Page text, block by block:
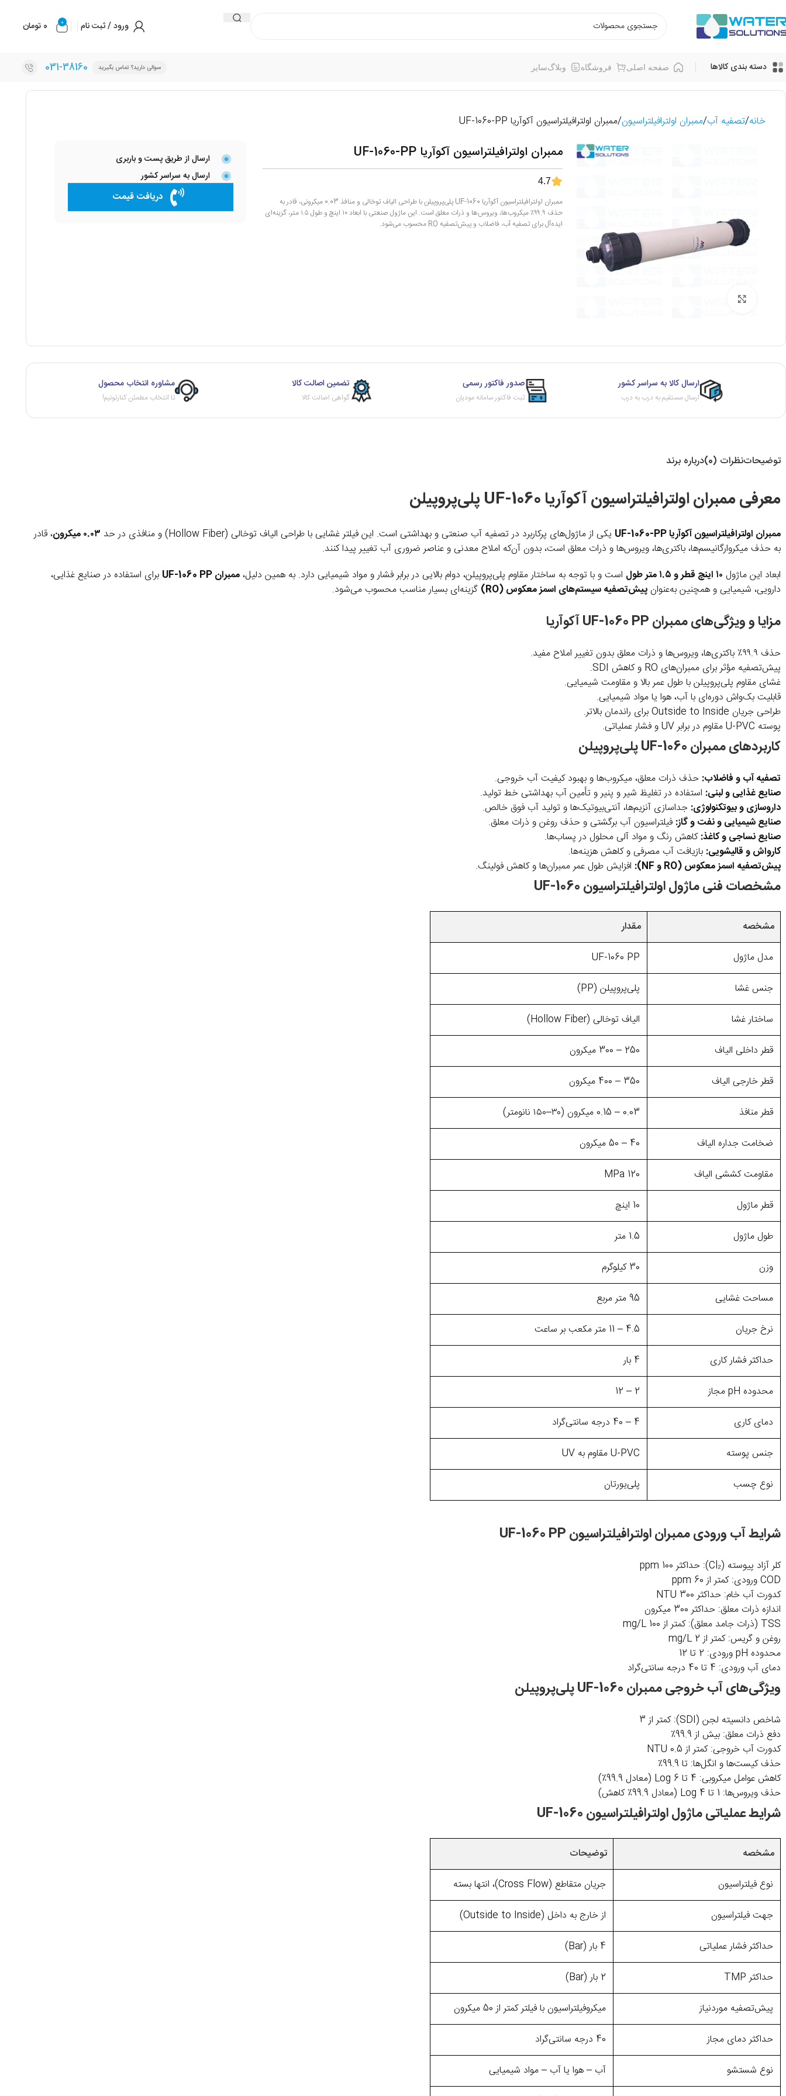
ورود / ثبت نام 0
0 تومان
دسته بندی کالاها صفحه اصلی فروشگاه وبلاگسایر سوالی دارید؟ تماس بگیرید 031-38160
خانه تصفیه آب ممبران اولترافیلتراسیون ممبران اولترافیلتراسیون آکوآریا UF-1060-PP
ارسال از طریق پست و باربری
ارسال به سراسر کشور
دریافت قیمت
ممبران اولترافیلتراسیون آکوآریا UF-1060-PP
4.7
ممبران اولترافیلتراسیون آکوآریا UF-1060 پلی‌پروپیلن با طراحی الیاف توخالی و منافذ 0.03 میکرونی، قادر به
حذف ۹۹.۹٪ میکروب‌ها، ویروس‌ها و ذرات معلق است. این ماژول صنعتی با ابعاد ۱۰ اینچ و طول ۱.۵ متر، گزینه‌ای
ایده‌آل برای تصفیه آب، فاضلاب و پیش‌تصفیه RO محسوب می‌شود.
ارسال کالا به سراسر کشور
ارسال مستقیم به درب به درب
صدور فاکتور رسمی
ثبت فاکتور سامانه مودیان
تضمین اصالت کالا
گواهی اصالت کالا
مشاوره انتخاب محصول
تا انتخاب مطمئن کنارتونیم!
توضیحاتنظرات (0) درباره برند
معرفی ممبران اولترافیلتراسیون آکوآریا UF-1060 پلی‌پروپیلن
ممبران اولترافیلتراسیون آکوآریا UF-1060-PP یکی از ماژول‌های پرکاربرد در تصفیه آب صنعتی و بهداشتی است. این فیلتر غشایی با طراحی الیاف توخالی (Hollow Fiber) و منافذی در حد ۰.۰۳ میکرون
، قادر
به حذف میکروارگانیسم‌ها، باکتری‌ها، ویروس‌ها و ذرات معلق است، بدون آن‌که املاح معدنی و عناصر ضروری آب تغییر پیدا کنند.
ابعاد این ماژول ۱۰ اینچ قطر و ۱.۵ متر طول است و با توجه به ساختار مقاوم پلی‌پروپیلن، دوام بالایی در برابر فشار و مواد شیمیایی دارد. به همین دلیل، ممبران UF-1060 PP
برای استفاده در صنایع غذایی،
دارویی، شیمیایی و همچنین به‌عنوان پیش‌تصفیه سیستم‌های اسمز معکوس (RO) گزینه‌ای بسیار مناسب محسوب می‌شود.
مزایا و ویژگی‌های ممبران UF-1060 PP آکوآریا
حذف ۹۹.۹٪ باکتری‌ها، ویروس‌ها و ذرات معلق بدون تغییر املاح مفید.
پیش‌تصفیه مؤثر برای ممبران‌های RO و کاهش SDI.
غشای مقاوم پلی‌پروپیلن با طول عمر بالا و مقاومت شیمیایی.
قابلیت بک‌واش دوره‌ای با آب، هوا یا مواد شیمیایی.
طراحی جریان Outside to Inside برای راندمان بالاتر.
پوسته U-PVC مقاوم در برابر UV و فشار عملیاتی.
کاربردهای ممبران UF-1060 پلی‌پروپیلن
تصفیه آب و فاضلاب: حذف ذرات معلق، میکروب‌ها و بهبود کیفیت آب خروجی.
صنایع غذایی و لبنی: استفاده در تغلیظ شیر و پنیر و تأمین آب بهداشتی خط تولید.
داروسازی و بیوتکنولوژی: جداسازی آنزیم‌ها، آنتی‌بیوتیک‌ها و تولید آب فوق خالص.
صنایع شیمیایی و نفت و گاز: فیلتراسیون آب برگشتی و حذف روغن و ذرات معلق.
صنایع نساجی و کاغذ:کاهش رنگ و مواد آلی محلول در پساب‌ها.
کارواش و قالیشویی: بازیافت آب مصرفی و کاهش هزینه‌ها.
پیش‌تصفیه اسمز معکوس (RO و NF):
افزایش طول عمر ممبران‌ها و کاهش فولینگ.
مشخصات فنی ماژول اولترافیلتراسیون UF-1060
مشخصه
مقدار
مدل ماژول
UF-1060 PP
جنس غشا
پلی‌پروپیلن (PP)
ساختار غشا
الیاف توخالی (Hollow Fiber)
قطر داخلی الیاف
250 – 300 میکرون
قطر خارجی الیاف
350 – 400 میکرون
قطر منافذ
0.03 – 0.15 میکرون (۳۰–۱۵۰ نانومتر)
ضخامت جداره الیاف
40 – 50 میکرون
مقاومت کششی الیاف
120 MPa
قطر ماژول
10 اینچ
طول ماژول
1.5 متر
وزن
30 کیلوگرم
مساحت غشایی
95 متر مربع
نرخ جریان
4.5 – 11 متر مکعب بر ساعت
حداکثر فشار کاری
4 بار
محدوده pH مجاز
2 – 12
دمای کاری
4 – 40 درجه سانتی‌گراد
جنس پوسته
U-PVC مقاوم به UV
نوع چسب
پلی‌یورتان
شرایط آب ورودی ممبران اولترافیلتراسیون UF-1060 PP
کلر آزاد پیوسته (Cl₂): حداکثر 100 ppm
COD ورودی: کمتر از 60 ppm
کدورت آب خام: حداکثر 300 NTU
اندازه ذرات معلق: حداکثر 300 میکرون
TSS (ذرات جامد معلق): کمتر از 100 mg/L
روغن و گریس: کمتر از 2 mg/L
محدوده pH ورودی: 2 تا 12
دمای آب ورودی: 4 تا 40 درجه سانتی‌گراد
ویژگی‌های آب خروجی ممبران UF-1060 پلی‌پروپیلن
شاخص دانسیته لجن (SDI): کمتر از 3
دفع ذرات معلق: بیش از 99.9٪
کدورت آب خروجی: کمتر از 0.5 NTU
حذف کیست‌ها و انگل‌ها: تا 99.9٪
کاهش عوامل میکروبی: 4 تا 6 Log (معادل 99.9٪)
حذف ویروس‌ها: 1 تا 4 Log (معادل 99.9٪ کاهش)
شرایط عملیاتی ماژول اولترافیلتراسیون UF-1060
مشخصه
توضیحات
نوع فیلتراسیون
جریان متقاطع (Cross Flow)، انتها بسته
جهت فیلتراسیون
از خارج به داخل (Outside to Inside)
حداکثر فشار عملیاتی
4 بار (Bar)
حداکثر TMP
2 بار (Bar)
پیش‌تصفیه موردنیاز
میکروفیلتراسیون با فیلتر کمتر از 50 میکرون
حداکثر دمای مجاز
40 درجه سانتی‌گراد
نوع شستشو
آب – هوا یا آب – مواد شیمیایی